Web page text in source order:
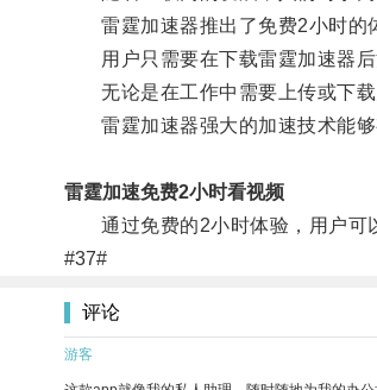
雷霆加速器推出了免费2小时的
用户只需要在下载雷霆加速器后
无论是在工作中需要上传或下载
雷霆加速器强大的加速技术能够
雷霆加速免费2小时看视频
通过免费的2小时体验，用户可以
#37#
评论
游客